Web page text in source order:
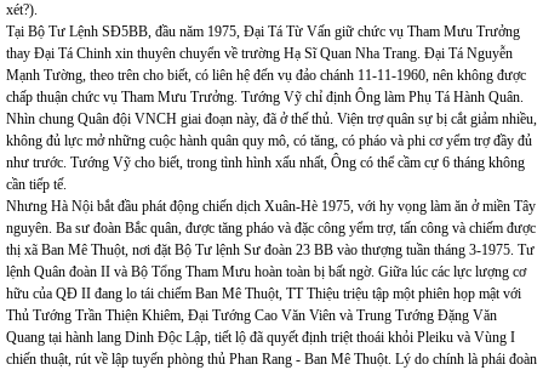
xét?).
Tại Bộ Tư Lệnh SĐ5BB, đầu năm 1975, Đại Tá Từ Vấn giữ chức vụ Tham Mưu Trưởng
thay Đại Tá Chinh xin thuyên chuyển về trường Hạ Sĩ Quan Nha Trang. Đại Tá Nguyễn
Mạnh Tường, theo trên cho biết, có liên hệ đến vụ đảo chánh 11-11-1960, nên không được
chấp thuận chức vụ Tham Mưu Trưởng. Tướng Vỹ chỉ định Ông làm Phụ Tá Hành Quân.
Nhìn chung Quân đội VNCH giai đoạn này, đã ở thế thủ. Viện trợ quân sự bị cắt giảm nhiều,
không đủ lực mở những cuộc hành quân quy mô, có tăng, có pháo và phi cơ yểm trợ đầy đủ
như trước. Tướng Vỹ cho biết, trong tình hình xấu nhất, Ông có thể cầm cự 6 tháng không
cần tiếp tế.
Nhưng Hà Nội bắt đầu phát động chiến dịch Xuân-Hè 1975, với hy vọng làm ăn ở miền Tây
nguyên. Ba sư đoàn Bắc quân, được tăng pháo và đặc công yểm trợ, tấn công và chiếm được
thị xã Ban Mê Thuột, nơi đặt Bộ Tư lệnh Sư đoàn 23 BB vào thượng tuần tháng 3-1975. Tư
lệnh Quân đoàn II và Bộ Tổng Tham Mưu hoàn toàn bị bất ngờ. Giữa lúc các lực lượng cơ
hữu của QĐ II đang lo tái chiếm Ban Mê Thuột, TT Thiệu triệu tập một phiên họp mật với
Thủ Tướng Trần Thiện Khiêm, Đại Tướng Cao Văn Viên và Trung Tướng Đặng Văn
Quang tại hành lang Dinh Độc Lập, tiết lộ đã quyết định triệt thoái khỏi Pleiku và Vùng I
chiến thuật, rút về lập tuyến phòng thủ Phan Rang - Ban Mê Thuột. Lý do chính là phái đoàn